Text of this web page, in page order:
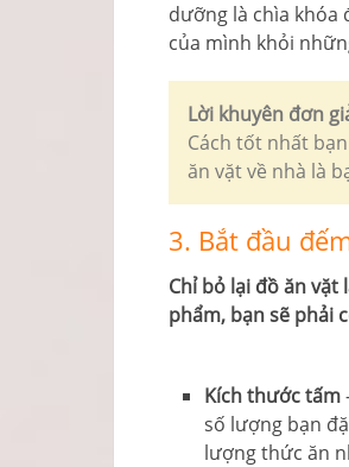
dưỡng là chìa khóa
của mình khỏi
Lời khuyên đơn
Cách tốt nhất
ăn vặt về nhà là
3. Bắt đầu
Chỉ bỏ lại đồ ăn
phẩm, bạn sẽ phải
Kích thước tấm
số lượng bạn
lượng thức ăn